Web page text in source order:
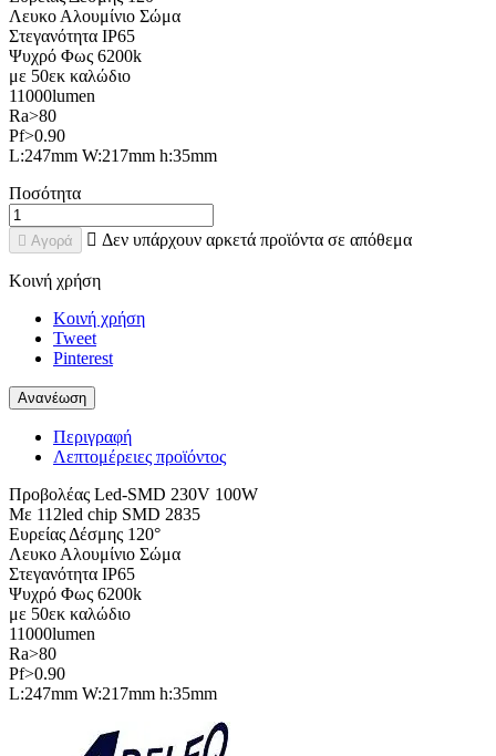
Λευκο Αλουμίνιο Σώμα
Στεγανότητα IP65
Ψυχρό Φως 6200k
με 50εκ καλώδιο
11000lumen
Ra>80
Pf>0.90
L:247mm W:217mm h:35mm
Ποσότητα
 Αγορά  Δεν υπάρχουν αρκετά προϊόντα σε απόθεμα
Κοινή χρήση
Κοινή χρήση
Tweet
Pinterest
Περιγραφή
Λεπτομέρειες προϊόντος
Προβολέας Led-SMD 230V 100W
Με 112led chip SMD 2835
Ευρείας Δέσμης 120°
Λευκο Αλουμίνιο Σώμα
Στεγανότητα IP65
Ψυχρό Φως 6200k
με 50εκ καλώδιο
11000lumen
Ra>80
Pf>0.90
L:247mm W:217mm h:35mm